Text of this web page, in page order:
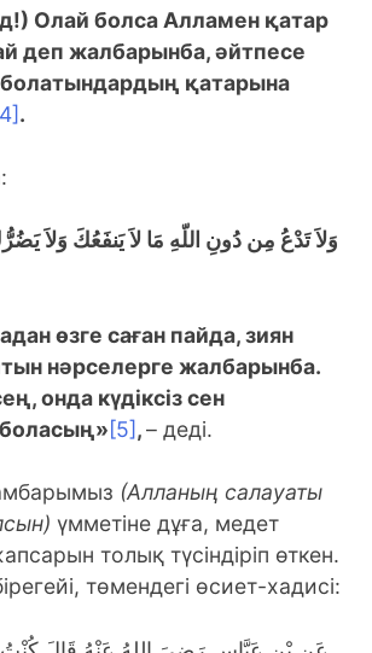
Олай болса Алламен қатар
деп жалбарынба, әйтпесе
қатарына
.
وَلاَ تَدْعُ مِن دُونِ اللّهِ مَا لاَ يَنفَعُكَ وَلاَ
өзге саған пайда, зиян
нәрселерге жалбарынба.
онда күдіксіз сен
[5],– деді.
(Алланың салауаты
үмметіне дұға, медет
толық түсіндіріп өткен.
төмендегі өсиет-хадисі: